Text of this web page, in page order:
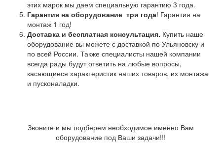
этих марок мы даем специальную гарантию 3 года.
Гарантия на оборудование три года! Гарантия на
монтаж 1 год!
Доставка и бесплатная консультация. Купить наше
оборудование вы можете с доставкой по Ульяновску и
по всей России. Также специалисты нашей компании
всегда рады будут ответить на любые вопросы,
касающиеся характеристик наших товаров, их монтажа
и пусконаладки.
Звоните и мы подберем необходимое именно Вам
оборудование под Ваши задачи!!!